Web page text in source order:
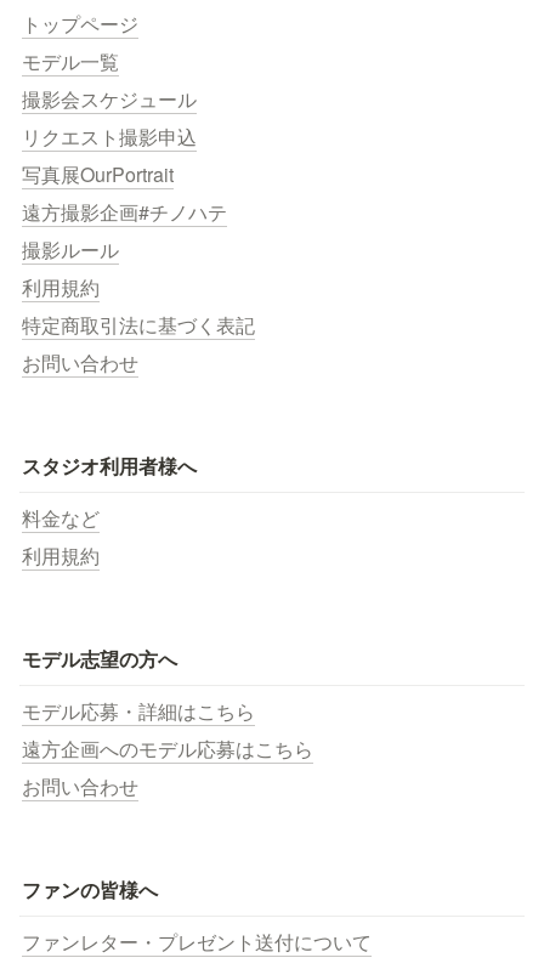
トップページ
モデル一覧
撮影会スケジュール
リクエスト撮影申込
写真展OurPortrait
遠方撮影企画#チノハテ
撮影ルール
利用規約
特定商取引法に基づく表記
お問い合わせ
スタジオ利用者様へ
料金など
利用規約
モデル志望の方へ
モデル応募・詳細はこちら
遠方企画へのモデル応募はこちら
お問い合わせ
ファンの皆様へ
ファンレター・プレゼント送付について